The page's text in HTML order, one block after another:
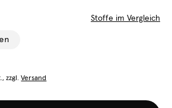
Stoffe im Vergleich
zzgl. Versand